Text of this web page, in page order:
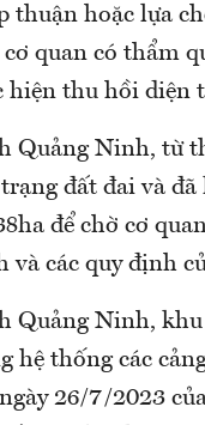
thuận hoặc lựa
quan có thẩm
hiện thu hồi diện
Quảng Ninh, từ
đất đai và
để chờ cơ
và các quy định
Quảng Ninh,
hệ thống các
26/7/2023